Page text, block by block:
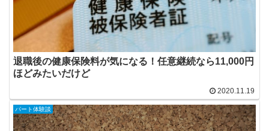
退職後の健康保険料が気になる！任意継続なら11,000円
ほどみたいだけど
2020.11.19
パート体験談